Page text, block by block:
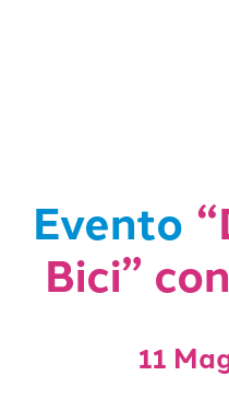
Evento
Bici”
11